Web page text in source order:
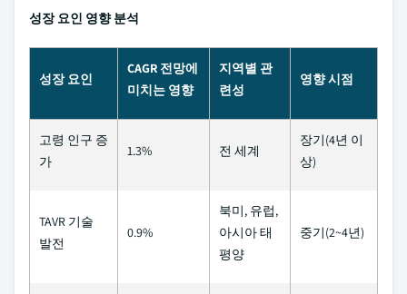
성장 요인 영향 분석
성장 요인
CAGR 전망에
미치는 영향
지역별 관
련성
영향 시점
고령 인구 증
가
1.3% 전 세계
장기(4년 이
상)
TAVR 기술
발전
0.9%
북미, 유럽,
아시아 태
평양
중기(2~4년)